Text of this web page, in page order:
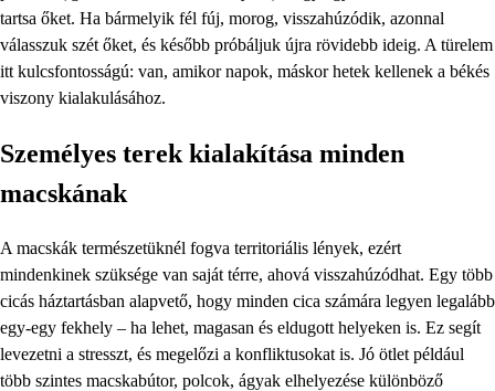
tartsa őket. Ha bármelyik fél fúj, morog, visszahúzódik, azonnal
válasszuk szét őket, és később próbáljuk újra rövidebb ideig. A türelem
itt kulcsfontosságú: van, amikor napok, máskor hetek kellenek a békés
viszony kialakulásához.
Személyes terek kialakítása minden
macskának
A macskák természetüknél fogva territoriális lények, ezért
mindenkinek szüksége van saját térre, ahová visszahúzódhat. Egy több
cicás háztartásban alapvető, hogy minden cica számára legyen legalább
egy-egy fekhely – ha lehet, magasan és eldugott helyeken is. Ez segít
levezetni a stresszt, és megelőzi a konfliktusokat is. Jó ötlet például
több szintes macskabútor, polcok, ágyak elhelyezése különböző